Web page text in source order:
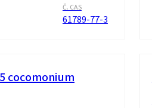
Č. CAS
61789-77-3
cocomonium